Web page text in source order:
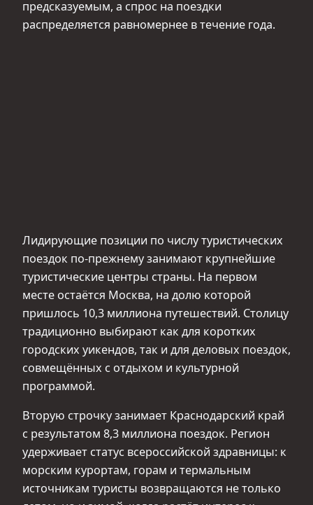
предсказуемым, а спрос на поездки
распределяется равномернее в течение года.
Лидирующие позиции по числу туристических
поездок по-прежнему занимают крупнейшие
туристические центры страны. На первом
месте остаётся Москва, на долю которой
пришлось 10,3 миллиона путешествий. Столицу
традиционно выбирают как для коротких
городских уикендов, так и для деловых поездок,
совмещённых с отдыхом и культурной
программой.
Вторую строчку занимает Краснодарский край
с результатом 8,3 миллиона поездок. Регион
удерживает статус всероссийской здравницы: к
морским курортам, горам и термальным
источникам туристы возвращаются не только